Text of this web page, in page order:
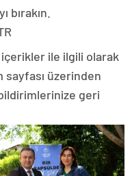
bırakın.
ile ilgili olarak
üzerinden
geri